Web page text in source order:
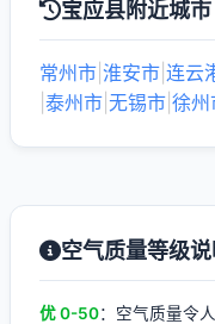
宝应县附近城市
常州市 淮安市 连云
泰州市 无锡市 徐州
空气质量等级说
优 0-50：空气质量令